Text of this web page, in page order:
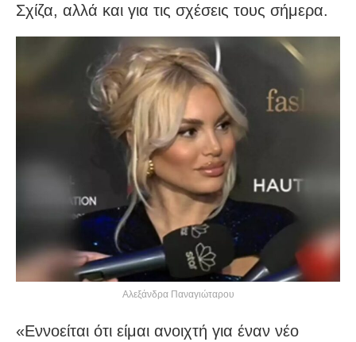
Σχίζα, αλλά και για τις σχέσεις τους σήμερα.
Αλεξάνδρα Παναγιώταρου
«Εννοείται ότι είμαι ανοιχτή για έναν νέο